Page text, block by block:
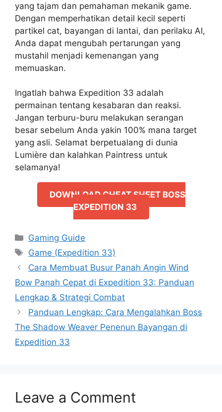
yang tajam dan pemahaman mekanik game.
Dengan memperhatikan detail kecil seperti
partikel cat, bayangan di lantai, dan perilaku AI,
Anda dapat mengubah pertarungan yang
mustahil menjadi kemenangan yang
memuaskan.
Ingatlah bahwa Expedition 33 adalah
permainan tentang kesabaran dan reaksi.
Jangan terburu-buru melakukan serangan
besar sebelum Anda yakin 100% mana target
yang asli. Selamat berpetualang di dunia
Lumière dan kalahkan Paintress untuk
selamanya!
DOWNLOAD CHEAT SHEET BOSS
EXPEDITION 33
Categories
Gaming Guide
Tags
Game (Expedition 33)
Cara Membuat Busur Panah Angin Wind
Bow Panah Cepat di Expedition 33: Panduan
Lengkap & Strategi Combat
Panduan Lengkap: Cara Mengalahkan Boss
The Shadow Weaver Penenun Bayangan di
Expedition 33
Leave a Comment